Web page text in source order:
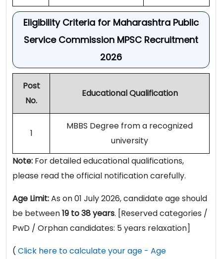
Eligibility Criteria for Maharashtra Public
Service Commission MPSC Recruitment
2026
Post
No.
Educational Qualification
1
MBBS Degree from a recognized
university
Note: For detailed educational qualifications,
please read the official notification carefully.
Age Limit:As on 01 July 2026, candidate age should
be between19 to 38 years. [Reserved categories /
PwD / Orphan candidates: 5 years relaxation]
( Click here to calculate your age - Age